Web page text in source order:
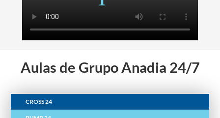
Aulas de Grupo Anadia 24/7
CROSS 24